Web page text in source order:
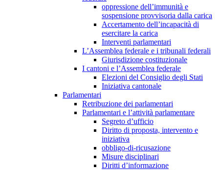
oppressione dell’immunità e
sospensione provvisoria dalla carica
Accertamento dell’incapacità di
esercitare la carica
Interventi parlamentari
L’Assemblea federale e i tribunali federali
Giurisdizione costituzionale
I cantoni e l’Assemblea federale
Elezioni del Consiglio degli Stati
Iniziativa cantonale
Parlamentari
Retribuzione dei parlamentari
Parlamentari e l’attività parlamentare
Segreto d’ufficio
Diritto di proposta, intervento e
iniziativa
obbligo-di-ricusazione
Misure disciplinari
Diritti d’informazione